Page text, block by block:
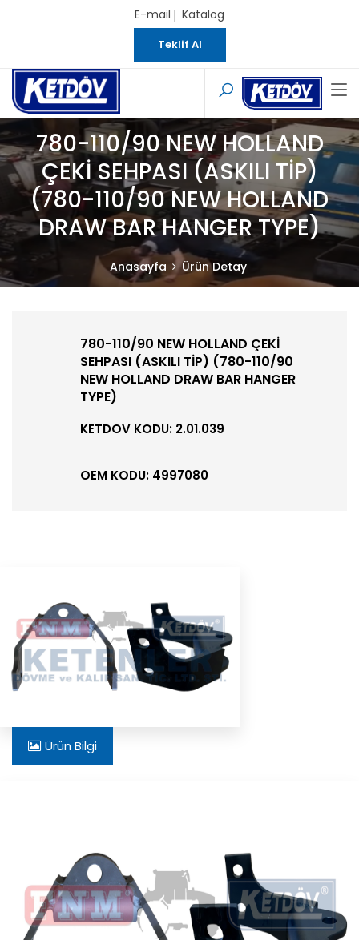
E-mail Katalog
Teklif Al
780-110/90 NEW HOLLAND
ÇEKİ SEHPASI (ASKILI TİP)
(780-110/90 NEW HOLLAND
DRAW BAR HANGER TYPE)
Anasayfa Ürün Detay
780-110/90 NEW HOLLAND ÇEKİ
SEHPASI (ASKILI TİP) (780-110/90
NEW HOLLAND DRAW BAR HANGER
TYPE)
KETDOV KODU: 2.01.039
OEM KODU: 4997080
Ürün Bilgi